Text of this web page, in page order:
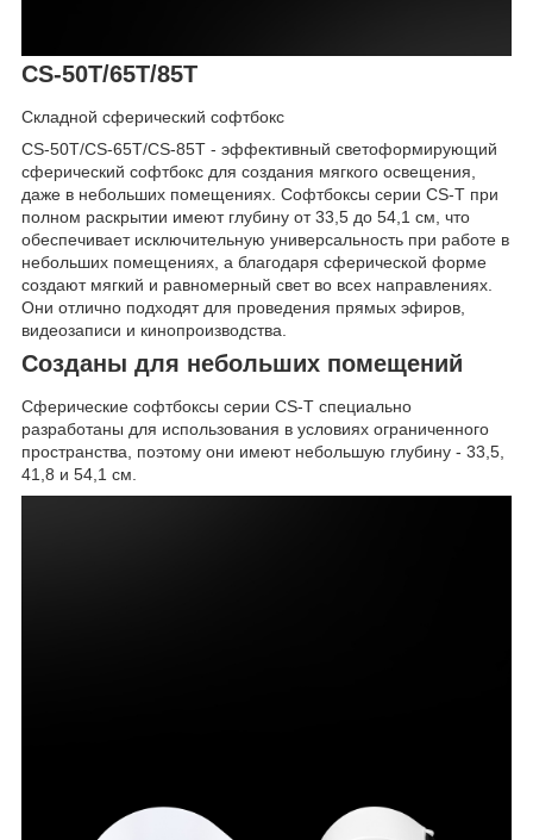
CS-50T/65T/85T
Складной сферический софтбокс
CS-50T/CS-65T/CS-85T - эффективный светоформирующий
сферический софтбокс для создания мягкого освещения,
даже в небольших помещениях. Софтбоксы серии CS-T при
полном раскрытии имеют глубину от 33,5 до 54,1 см, что
обеспечивает исключительную универсальность при работе в
небольших помещениях, а благодаря сферической форме
создают мягкий и равномерный свет во всех направлениях.
Они отлично подходят для проведения прямых эфиров,
видеозаписи и кинопроизводства.
Созданы для небольших помещений
Сферические софтбоксы серии CS-T специально
разработаны для использования в условиях ограниченного
пространства, поэтому они имеют небольшую глубину - 33,5,
41,8 и 54,1 см.